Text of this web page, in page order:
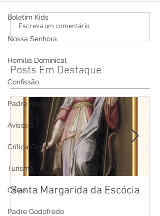
Boletim Kids
Nossa Senhora
Homilia Dominical
Confissão
Padre Bruno
Avisos 2
Crítica Cinema
Turismo
Cifras
Padre Godofredo
Escreva um comentário
Posts Em Destaque
Santa Margarida da Escócia